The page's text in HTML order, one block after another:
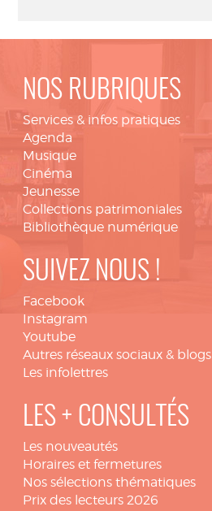
NOS RUBRIQUES
Services & infos pratiques
Agenda
Musique
Cinéma
Jeunesse
Collections patrimoniales
Bibliothèque numérique
SUIVEZ NOUS !
Facebook
Instagram
Youtube
Autres réseaux sociaux & blogs
Les infolettres
LES + CONSULTÉS
Les nouveautés
Horaires et fermetures
Nos sélections thématiques
Prix des lecteurs 2026